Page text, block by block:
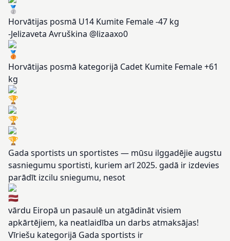
Horvātijas posmā U14 Kumite Female -47 kg
-Jelizaveta Avruškina @lizaaxo0
Horvātijas posmā kategorijā Cadet Kumite Female +61
kg
Gada sportists un sportistes — mūsu ilggadējie augstu
sasniegumu sportisti, kuriem arī 2025. gadā ir izdevies
parādīt izcilu sniegumu, nesot
vārdu Eiropā un pasaulē un atgādināt visiem
apkārtējiem, ka neatlaidība un darbs atmaksājas!
Vīriešu kategorijā Gada sportists ir